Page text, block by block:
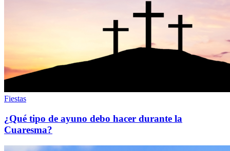
Fiestas
¿Qué tipo de ayuno debo hacer durante la
Cuaresma?